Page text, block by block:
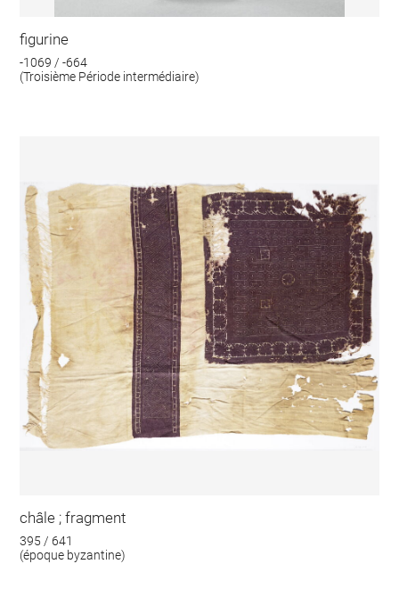
figurine
-1069 / -664
(Troisième Période intermédiaire)
châle ; fragment
395 / 641
(époque byzantine)